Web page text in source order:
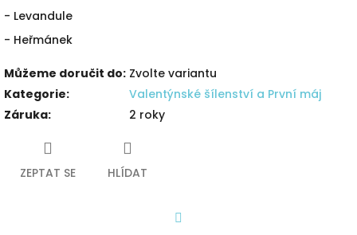
- Levandule
- Heřmánek
Můžeme doručit do: Zvolte variantu
Kategorie:
Valentýnské šílenství a První máj
Záruka: 2 roky
ZEPTAT SE HLÍDAT